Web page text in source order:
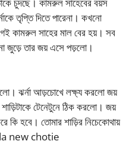
তৃপ্তি দিতে পারেনা। কখনো
কামরুল সাহের মাল বের হয়। সব
জুড়ে তার জয় এসে পড়লো।
ঝর্না আড়চোখে লক্ষ্য করলো জয়
টেনেটুনে ঠিক করলো। জয়
কি হবে। তোমার শাড়ির নিচেকোথায়
new chotie